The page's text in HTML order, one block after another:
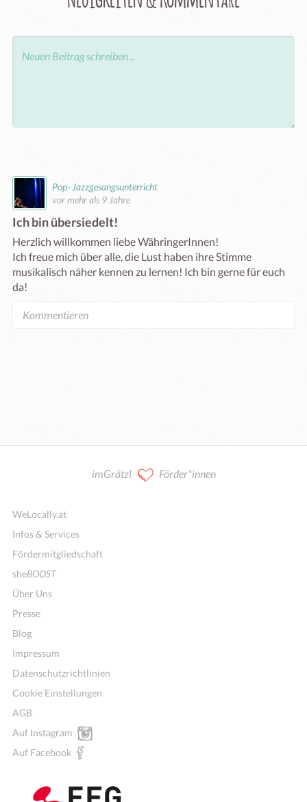
Pop- Jazzgesangsunterricht
vor mehr als 9 Jahre
Ich bin übersiedelt!
Herzlich willkommen liebe WähringerInnen!
Ich freue mich über alle, die Lust haben ihre Stimme
musikalisch näher kennen zu lernen! Ich bin gerne für euch
da!
imGrätzl Förder*innen
WeLocally.at
Infos & Services
Fördermitgliedschaft
sheBOOST
Über Uns
Presse
Blog
Impressum
Datenschutzrichtlinien
Cookie Einstellungen
AGB
Auf Instagram
Auf Facebook